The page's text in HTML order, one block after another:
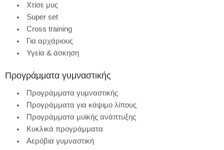
Χτίσε μυς
Super set
Cross training
Για αρχάριους
Υγεία & άσκηση
Προγράμματα γυμναστικής
Προγράμματα γυμναστικής
Προγράμματα για κάψιμο λίπους
Προγράμματα μυϊκής ανάπτυξης
Κυκλικά προγράμματα
Αερόβια γυμναστική